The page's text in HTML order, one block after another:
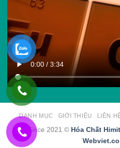
DANH MỤC GIỚI THIỆU LIÊN
Since 2021 © Hóa Chất